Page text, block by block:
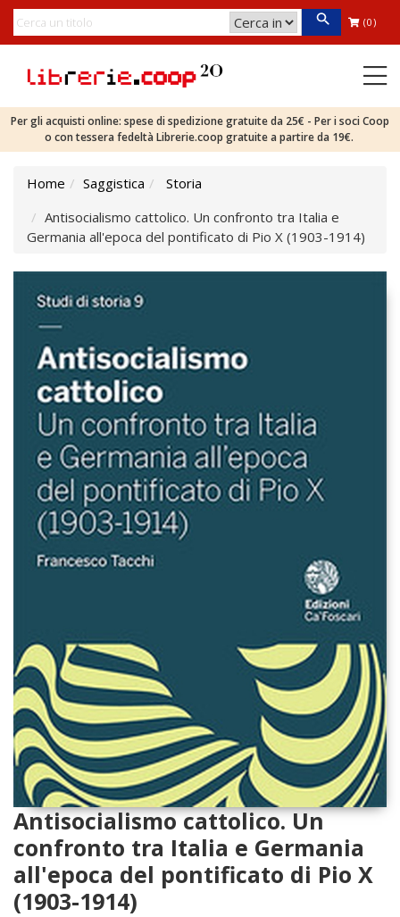
(0)
Per gli acquisti online: spese di spedizione gratuite da 25€ - Per i soci Coop
o con tessera fedeltà Librerie.coop gratuite a partire da 19€.
Home Saggistica
Storia
Antisocialismo cattolico. Un confronto tra Italia e
Germania all'epoca del pontificato di Pio X (1903-1914)
Antisocialismo cattolico. Un
confronto tra Italia e Germania
all'epoca del pontificato di Pio X
(1903-1914)